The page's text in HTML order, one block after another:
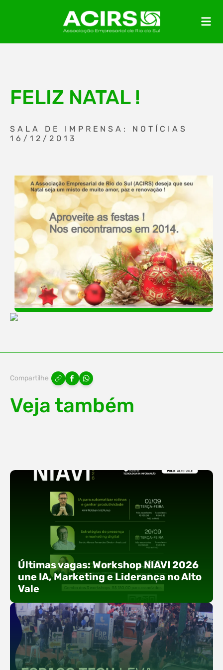
FELIZ NATAL !
SALA DE IMPRENSA: NOTÍCIAS
16/12/2013
Compartilhe
Veja também
Últimas vagas: Workshop NIAVI 2026
une IA, Marketing e Liderança no Alto
Vale